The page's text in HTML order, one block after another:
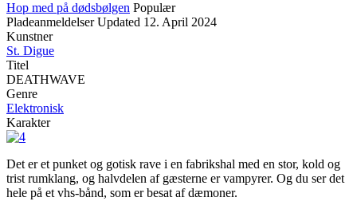
Hop med på dødsbølgen Populær
Pladeanmeldelser Updated 12. April 2024
Kunstner
St. Digue
Titel
DEATHWAVE
Genre
Elektronisk
Karakter
Det er et punket og gotisk rave i en fabrikshal med en stor, kold og
trist rumklang, og halvdelen af gæsterne er vampyrer. Og du ser det
hele på et vhs-bånd, som er besat af dæmoner.